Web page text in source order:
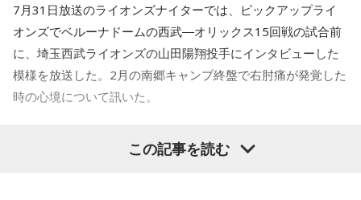
＜番組概要＞
番組名：SPORTS BEAT supported by TOYOTA
放送日時：毎週土曜 10:00～10:50
パーソナリティ：藤木直人、高見侑里
番組Webサイト：https://www.tfm.co.jp/beat/
番組公式X：@SPORTSBEAT_TFM
――実戦復帰まで4ヶ月という診断のもと、ファームで最初に
投げたのは7月11日でした。リハビリはうまくいったという
ことでしょうか？
山田「トレーナーさんのおかげでうまくいったと思います」
山田「順調にいくのも難しくて、リハビリをしていく上でエ
7月31日放送のライオンズナイターでは、ピックアップライ
オンズでベルーナドームの西武―オリックス15回戦の試合前
に、埼玉西武ライオンズの山田陽翔投手にインタビューした
模様を放送した。2月の南郷キャンプ終盤で右肘痛が発覚した
時の心境について訊いた。
しい成績だったかと思いますが、「求めすぎずに自分のやる
この記事を読む